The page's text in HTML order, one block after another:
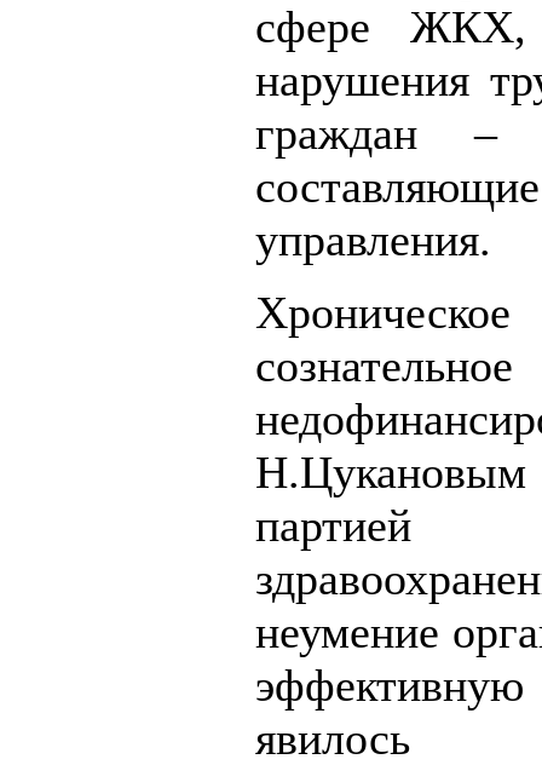
сфере ЖКХ,
нарушения
граждан –
управления.
сознательное
партией
неумение
явилось